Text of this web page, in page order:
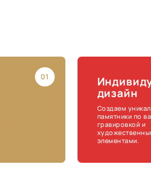
01
дизайн
Создаем
памятники по
гравировкой и
элементами.